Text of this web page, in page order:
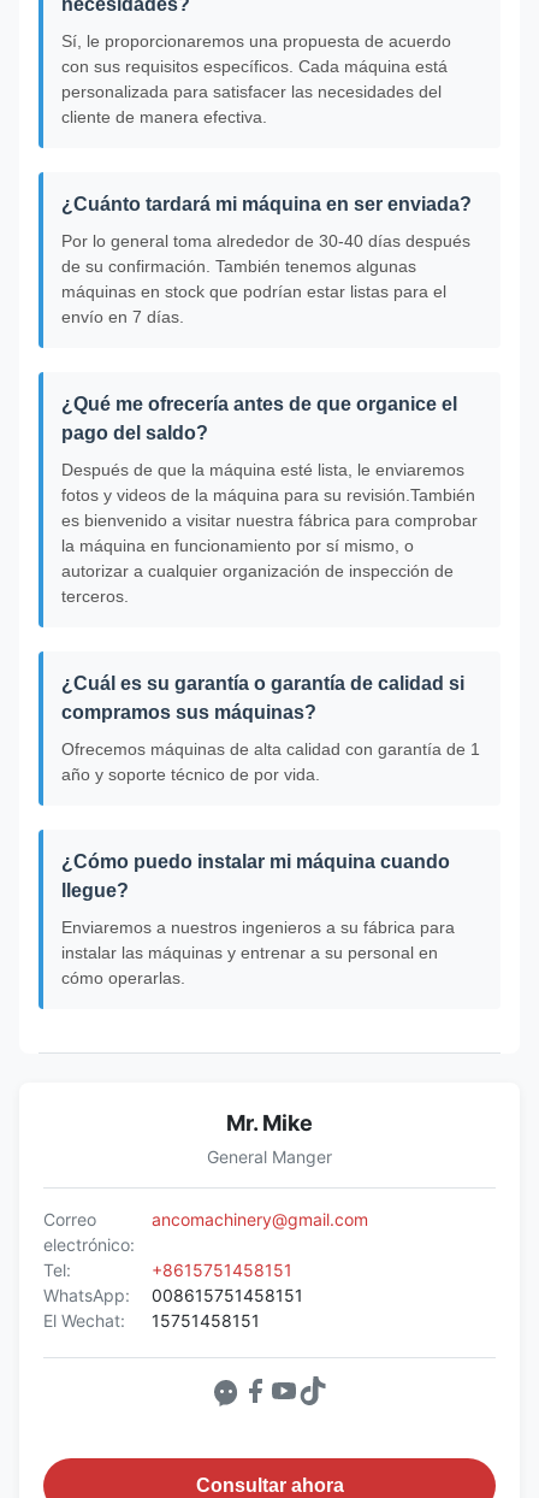
necesidades?
Sí, le proporcionaremos una propuesta de acuerdo
con sus requisitos específicos. Cada máquina está
personalizada para satisfacer las necesidades del
cliente de manera efectiva.
¿Cuánto tardará mi máquina en ser enviada?
Por lo general toma alrededor de 30-40 días después
de su confirmación. También tenemos algunas
máquinas en stock que podrían estar listas para el
envío en 7 días.
¿Qué me ofrecería antes de que organice el
pago del saldo?
Después de que la máquina esté lista, le enviaremos
fotos y videos de la máquina para su revisión.También
es bienvenido a visitar nuestra fábrica para comprobar
la máquina en funcionamiento por sí mismo, o
autorizar a cualquier organización de inspección de
terceros.
¿Cuál es su garantía o garantía de calidad si
compramos sus máquinas?
Ofrecemos máquinas de alta calidad con garantía de 1
año y soporte técnico de por vida.
¿Cómo puedo instalar mi máquina cuando
llegue?
Enviaremos a nuestros ingenieros a su fábrica para
instalar las máquinas y entrenar a su personal en
cómo operarlas.
Mr. Mike
General Manger
Correo
electrónico:
ancomachinery@gmail.com
Tel:
+8615751458151
WhatsApp:
008615751458151
El Wechat:
15751458151
Consultar ahora